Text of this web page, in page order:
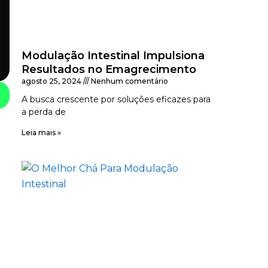
Modulação Intestinal Impulsiona
Resultados no Emagrecimento
agosto 25, 2024 Nenhum comentário
A busca crescente por soluções eficazes para
a perda de
Leia mais »